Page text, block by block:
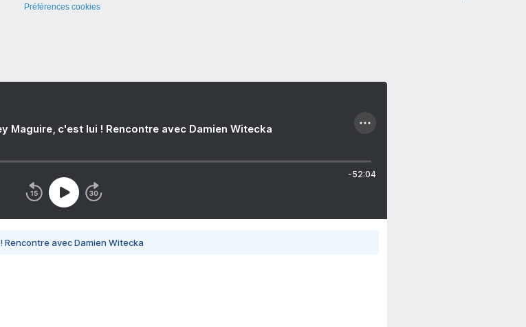
Préférences cookies
Maguire, c'est lui ! Rencontre avec Damien Witecka
-52:04
Rencontre avec Damien Witecka